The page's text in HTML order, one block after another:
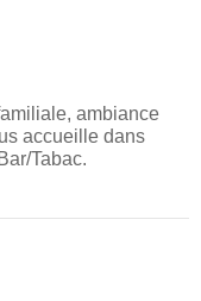
ambiance
accueille dans
Tabac.